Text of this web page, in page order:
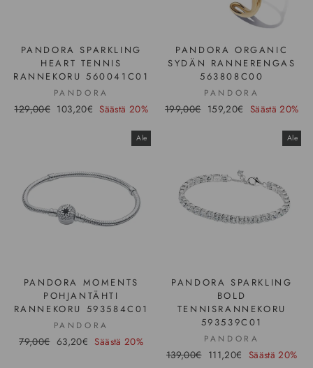
PANDORA SPARKLING
HEART TENNIS
RANNEKORU 560041C01
PANDORA
Hinta
129,00€ Ale-
103,20€ Säästä 20%
PANDORA ORGANIC
SYDÄN RANNERENGAS
563808C00
PANDORA
Hinta
199,00€ Ale-
159,20€ Säästä 20%
Ale
PANDORA MOMENTS
POHJANTÄHTI
RANNEKORU 593584C01
PANDORA
Hinta
79,00€ Ale-
63,20€ Säästä 20%
Ale
PANDORA SPARKLING
BOLD
TENNISRANNEKORU
593539C01
PANDORA
Hinta
139,00€ Ale-
111,20€ Säästä 20%